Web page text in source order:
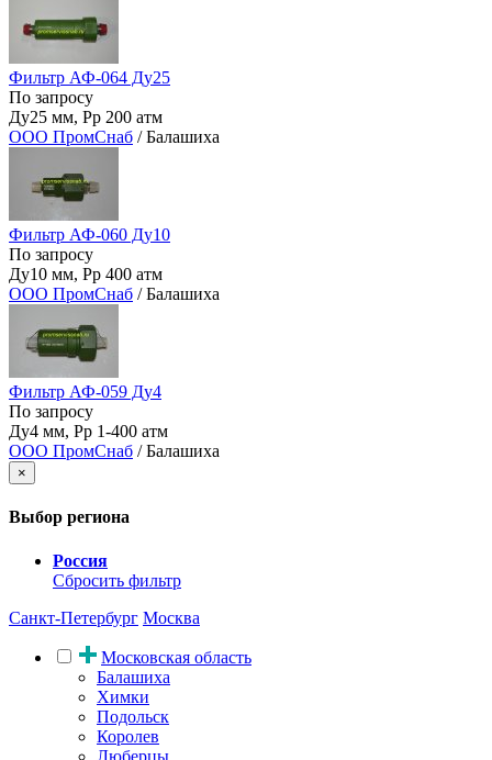
Фильтр АФ-064 Ду25
По запросу
Ду25 мм, Рр 200 атм
ООО ПромСнаб / Балашиха
Фильтр АФ-060 Ду10
По запросу
Ду10 мм, Рр 400 атм
ООО ПромСнаб / Балашиха
Фильтр АФ-059 Ду4
По запросу
Ду4 мм, Рр 1-400 атм
ООО ПромСнаб / Балашиха
×
Выбор региона
Россия
Сбросить фильтр
Санкт-Петербург Москва
Московская область
Балашиха
Химки
Подольск
Королев
Люберцы